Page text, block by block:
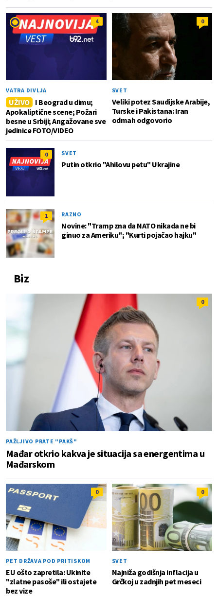
4
VATRA DIVLJA
UŽIVO
I Beograd u dimu;
Apokaliptične scene; Požari
besne u Srbiji; Angažovane sve
jedinice FOTO/VIDEO
0
SVET
Veliki potez Saudijske Arabije,
Turske i Pakistana: Iran
odmah odgovorio
0 SVET
Putin otkrio "Ahilovu petu" Ukrajine
1 RAZNO
Novine: "Tramp zna da NATO nikada ne bi
ginuo za Ameriku"; "Kurti pojačao hajku"
Biz
0
PAŽLJIVO PRATE "PAKŠ"
Mađar otkrio kakva je situacija sa energentima u
Mađarskom
0
PET DRŽAVA POD PRITISKOM
EU ošto zapretila: Ukinite
"zlatne pasoše" ili ostajete
bez vize
0
SVET
Najniža godišnja inflacija u
Grčkoj u zadnjih pet meseci